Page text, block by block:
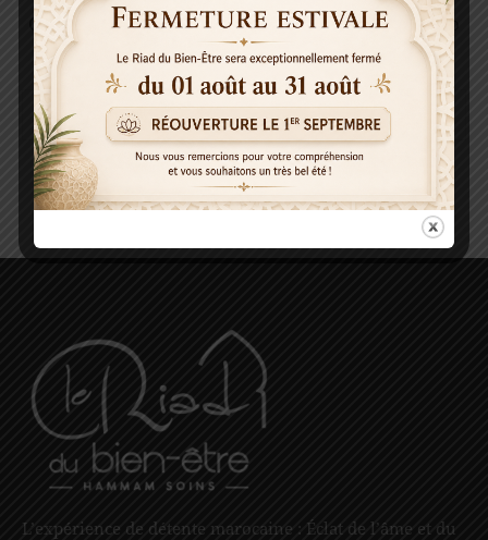
Can't find what you need? Take a moment and do
a search below or start fromour homepage.
L’expérience de détente marocaine : Éclat de l’âme et du